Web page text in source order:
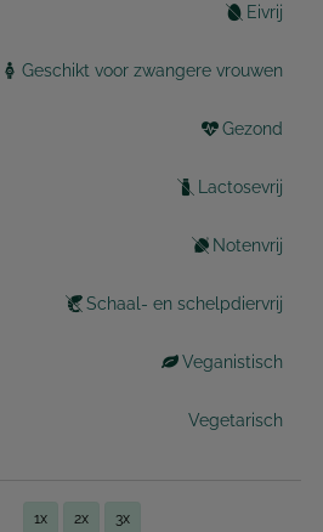
Eivrij
Geschikt voor zwangere vrouwen
Gezond
Lactosevrij
Notenvrij
Schaal- en schelpdiervrij
Veganistisch
Vegetarisch
1x 2x 3x